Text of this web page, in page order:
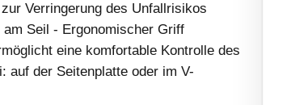
Verringerung des Unfallrisikos
Seil - Ergonomischer Griff
eine komfortable Kontrolle des
auf der Seitenplatte oder im V-